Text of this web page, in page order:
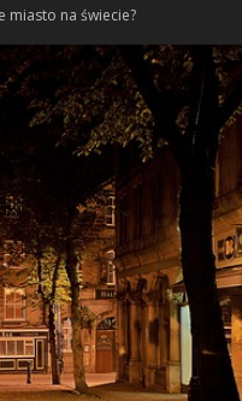
miasto na świecie?